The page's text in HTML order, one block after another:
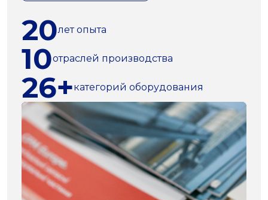
20лет опыта
10отраслей производства
26+категорий оборудования